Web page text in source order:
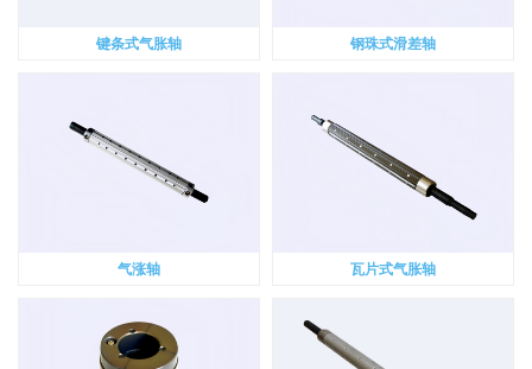
键条式气胀轴 钢珠式滑差轴
气涨轴 瓦片式气胀轴